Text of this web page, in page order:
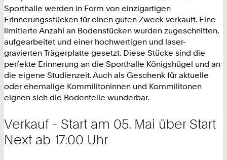
Sporthalle werden in Form von einzigartigen
Erinnerungsstücken für einen guten Zweck verkauft. Eine
limitierte Anzahl an Bodenstücken wurden zugeschnitten,
aufgearbeitet und einer hochwertigen und laser-
gravierten Trägerplatte gesetzt. Diese Stücke sind die
perfekte Erinnerung an die Sporthalle Königshügel und an
die eigene Studienzeit. Auch als Geschenk für aktuelle
oder ehemalige Kommilitoninnen und Kommilitonen
eignen sich die Bodenteile wunderbar.
Verkauf - Start am 05. Mai über Start
Next ab 17:00 Uhr